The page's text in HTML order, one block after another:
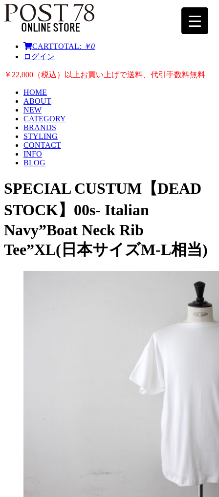
CARTTOTAL: ￥0
ログイン
￥22,000（税込）以上お買い上げで送料、代引手数料無料
HOME
ABOUT
NEW
CATEGORY
BRANDS
STYLING
CONTACT
INFO
BLOG
SPECIAL CUSTUM【DEAD
STOCK】00s- Italian
Navy”Boat Neck Rib
Tee”XL(日本サイズM-L相当)